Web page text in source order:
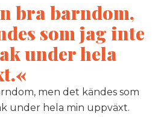
bra barndom,
som jag inte
under hela
men det kändes som
under hela min uppväxt.